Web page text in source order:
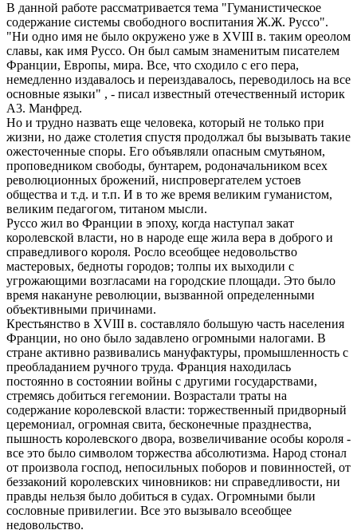
В данной работе рассматривается тема "Гуманистическое
содержание системы свободного воспитания Ж.Ж. Руссо".
"Ни одно имя не было окружено уже в XVIII в. таким ореолом
славы, как имя Руссо. Он был самым знаменитым писателем
Франции, Европы, мира. Все, что сходило с его пера,
немедленно издавалось и переиздавалось, переводилось на все
основные языки" , - писал известный отечественный историк
A3. Манфред.
Но и трудно назвать еще человека, который не только при
жизни, но даже столетия спустя продолжал бы вызывать такие
ожесточенные споры. Его объявляли опасным смутьяном,
проповедником свободы, бунтарем, родоначальником всех
революционных брожений, ниспровергателем устоев
общества и т.д. и т.п. И в то же время великим гуманистом,
великим педагогом, титаном мысли.
Руссо жил во Франции в эпоху, когда наступал закат
королевской власти, но в народе еще жила вера в доброго и
справедливого короля. Росло всеобщее недовольство
мастеровых, бедноты городов; толпы их выходили с
угрожающими возгласами на городские площади. Это было
время накануне революции, вызванной определенными
объективными причинами.
Крестьянство в XVIII в. составляло большую часть населения
Франции, но оно было задавлено огромными налогами. В
стране активно развивались мануфактуры, промышленность с
преобладанием ручного труда. Франция находилась
постоянно в состоянии войны с другими государствами,
стремясь добиться гегемонии. Возрастали траты на
содержание королевской власти: торжественный придворный
церемониал, огромная свита, бесконечные празднества,
пышность королевского двора, возвеличивание особы короля -
все это было символом торжества абсолютизма. Народ стонал
от произвола господ, непосильных поборов и повинностей, от
беззаконий королевских чиновников: ни справедливости, ни
правды нельзя было добиться в судах. Огромными были
сословные привилегии. Все это вызывало всеобщее
недовольство.